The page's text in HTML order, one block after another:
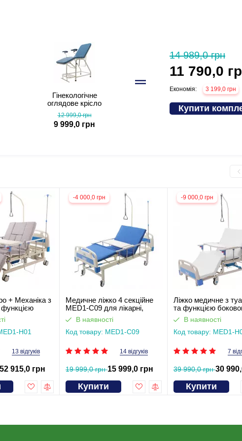
Гінекологічне
оглядове крісло
MED1-K02
12 999,0 грн
9 999,0 грн
14 989,0 грн
11 790,0
Економія: 3 199,0 грн
Купити
+ Механіка з
для
Працює без
H01
13 відгуків
52 915,0 грн
-4 000,0 грн
Медичне ліжко 4 секційне
MED1-C09 для лікарні,
клініки, дому.
Функціональне ліжко для
інвалідів (відеоогляд)
В наявності
Код товару: MED1-C09
14 відгуків
19 999,0 грн15 999,0 грн
Купити
-9 000,0 грн
Ліжко медичне з
та функцією
перевороту для
тяжкохворих
В наявності
Код товару: MED1-
7
39 990,0 грн30
Купити